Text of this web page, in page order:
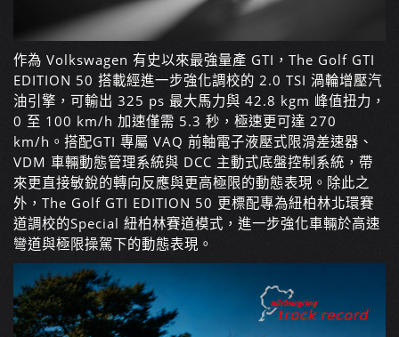
作為 Volkswagen 有史以來最強量產 GTI，The Golf GTI
EDITION 50 搭載經進一步強化調校的 2.0 TSI 渦輪增壓汽
油引擎，可輸出 325 ps 最大馬力與 42.8 kgm 峰值扭力，
0 至 100 km/h 加速僅需 5.3 秒，極速更可達 270
km/h。搭配GTI 專屬 VAQ 前軸電子液壓式限滑差速器、
VDM 車輛動態管理系統與 DCC 主動式底盤控制系統，帶
來更直接敏銳的轉向反應與更高極限的動態表現。除此之
外，The Golf GTI EDITION 50 更標配專為紐柏林北環賽
道調校的Special 紐柏林賽道模式，進一步強化車輛於高速
彎道與極限操駕下的動態表現。